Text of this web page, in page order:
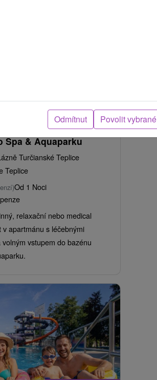
nových apartmánech v
celoročně
Spa & Aquaparku
Turčianské Teplice
Teplice
Od 1 Noci
relaxační nebo medical
v apartmánu s léčebnými
vstupem do bazénu
Odmítnut Povolit vybrané